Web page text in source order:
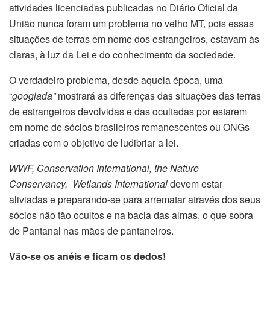
atividades licenciadas publicadas no Diário Oficial da
União nunca foram um problema no velho MT, pois essas
situações de terras em nome dos estrangeiros, estavam às
claras, à luz da Lei e do conhecimento da sociedade.
O verdadeiro problema, desde aquela época, uma
“googlada”mostrará as diferenças das situações das terras
de estrangeiros devolvidas e das ocultadas por estarem
em nome de sócios brasileiros remanescentes ou ONGs
criadas com o objetivo de ludibriar a lei.
WWF, Conservation International, the Nature
Conservancy, Wetlands Internationaldevem estar
aliviadas e preparando-se para arrematar através dos seus
sócios não tão ocultos e na bacia das almas, o que sobra
de Pantanal nas mãos de pantaneiros.
Vão-se os anéis e ficam os dedos!